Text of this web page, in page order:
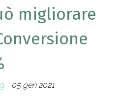
migliorare
05 gen 2021